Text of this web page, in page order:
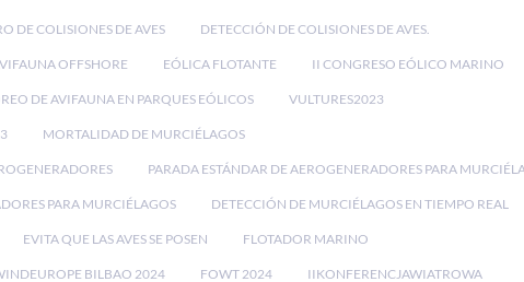
DE COLISIONES DE AVES DETECCIÓN DE COLISIONES DE AVES.
OFFSHORE EÓLICA FLOTANTE II CONGRESO EÓLICO MARINO
DE AVIFAUNA EN PARQUES EÓLICOS VULTURES2023
MORTALIDAD DE MURCIÉLAGOS
PARADA ESTÁNDAR DE AEROGENERADORES PARA
PARA MURCIÉLAGOS DETECCIÓN DE MURCIÉLAGOS EN TIEMPO REAL
EVITA QUE LAS AVES SE POSEN FLOTADOR MARINO
BILBAO 2024 FOWT 2024 IIKONFERENCJAWIATROWA